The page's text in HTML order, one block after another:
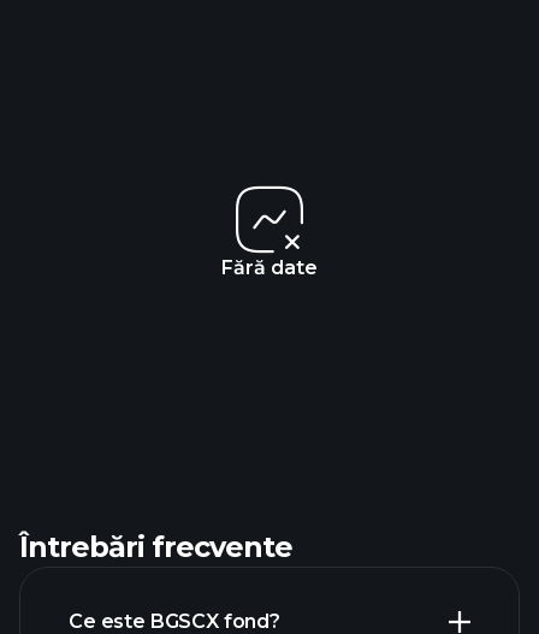
Fără date
Întrebări frecvente
Ce este BGSCX fond?